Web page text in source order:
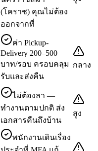
(โคราช) คุณไม่ต้อง
ออกจากที่
ค่า Pickup-
Delivery 200–500
บาท/รอบ ครอบคลุม
รับและส่งคืน
กลาง
ไม่ต้องลา —
ทำงานตามปกติ ส่ง
เอกสารคืนถึงบ้าน
สูง
พนักงานเดินเรื่อง